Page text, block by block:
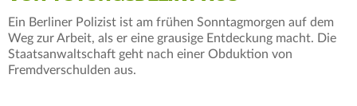
Ein Berliner Polizist ist am frühen Sonntagmorgen auf dem
Weg zur Arbeit, als er eine grausige Entdeckung macht. Die
Staatsanwaltschaft geht nach einer Obduktion von
Fremdverschulden aus.